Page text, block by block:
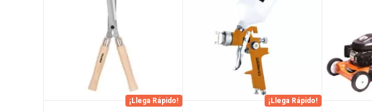
¡Llega Rápido! ¡Llega Rápido!